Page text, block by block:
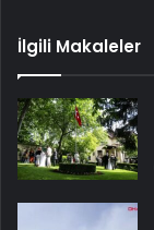
İlgili Makaleler